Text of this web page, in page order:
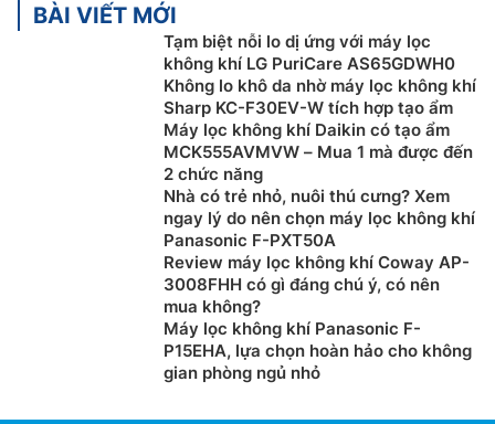
BÀI VIẾT MỚI
Tạm biệt nỗi lo dị ứng với máy lọc
không khí LG PuriCare AS65GDWH0
Không lo khô da nhờ máy lọc không khí
Sharp KC-F30EV-W tích hợp tạo ẩm
Máy lọc không khí Daikin có tạo ẩm
MCK555AVMVW – Mua 1 mà được đến
2 chức năng
Nhà có trẻ nhỏ, nuôi thú cưng? Xem
ngay lý do nên chọn máy lọc không khí
Panasonic F-PXT50A
Review máy lọc không khí Coway AP-
3008FHH có gì đáng chú ý, có nên
mua không?
Máy lọc không khí Panasonic F-
P15EHA, lựa chọn hoàn hảo cho không
gian phòng ngủ nhỏ